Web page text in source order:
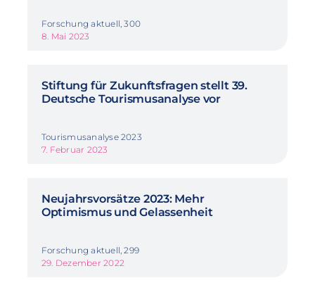
Forschung aktuell, 300
8. Mai 2023
Stiftung für Zukunftsfragen stellt 39.
Deutsche Tourismusanalyse vor
Tourismusanalyse 2023
7. Februar 2023
Neujahrsvorsätze 2023: Mehr
Optimismus und Gelassenheit
Forschung aktuell, 299
29. Dezember 2022